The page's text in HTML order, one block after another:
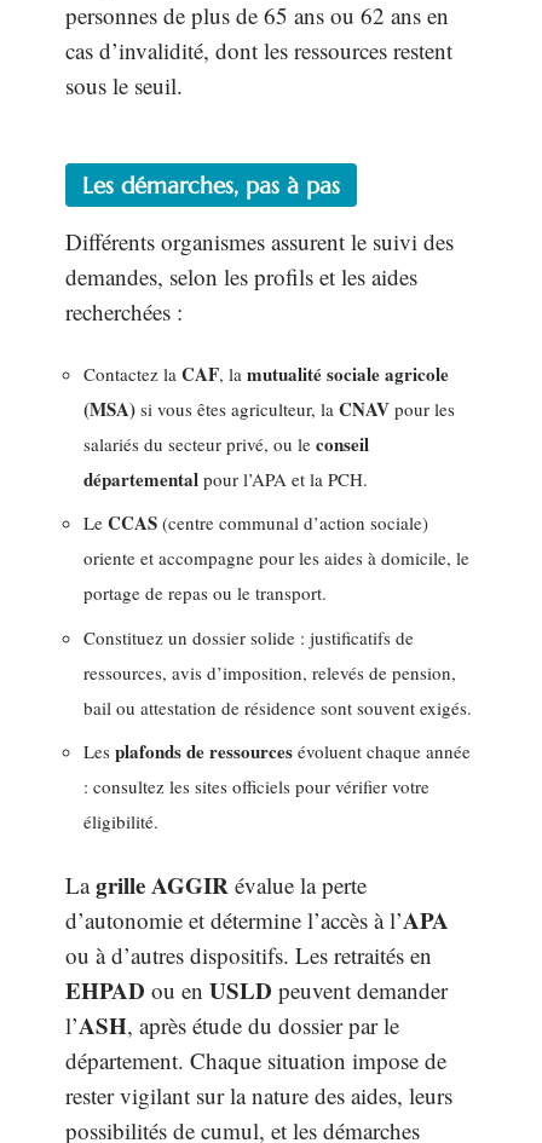
personnes de plus de 65 ans ou 62 ans en
cas d’invalidité, dont les ressources restent
sous le seuil.
Les démarches, pas à pas
Différents organismes assurent le suivi des
demandes, selon les profils et les aides
recherchées :
Contactez la CAF, la mutualité sociale agricole
(MSA) si vous êtes agriculteur, la CNAV pour les
salariés du secteur privé, ou le conseil
départemental pour l’APA et la PCH.
Le CCAS (centre communal d’action sociale)
oriente et accompagne pour les aides à domicile, le
portage de repas ou le transport.
Constituez un dossier solide : justificatifs de
ressources, avis d’imposition, relevés de pension,
bail ou attestation de résidence sont souvent exigés.
Les plafonds de ressources évoluent chaque année
: consultez les sites officiels pour vérifier votre
éligibilité.
Lagrille AGGIR évalue la perte
d’autonomie et détermine l’accès à l’APA
ou à d’autres dispositifs. Les retraités en
EHPAD ou en USLD peuvent demander
l’ASH, après étude du dossier par le
département. Chaque situation impose de
rester vigilant sur la nature des aides, leurs
possibilités de cumul, et les démarches